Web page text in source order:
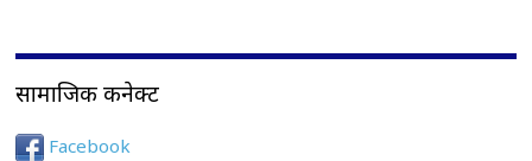
सामाजिक कनेक्ट
Facebook